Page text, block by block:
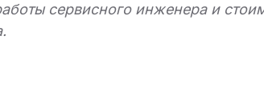
сервисного инженера и